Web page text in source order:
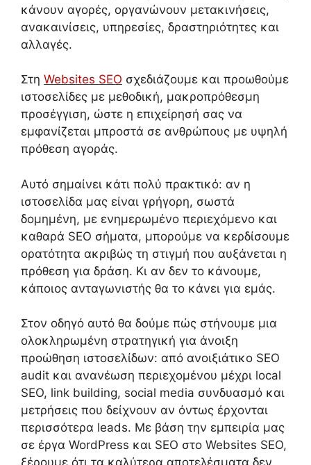
κάνουν αγορές, οργανώνουν μετακινήσεις,
ανακαινίσεις, υπηρεσίες, δραστηριότητες και
αλλαγές.
Στη Websites SEO σχεδιάζουμε και προωθούμε
ιστοσελίδες με μεθοδική, μακροπρόθεσμη
προσέγγιση, ώστε η επιχείρησή σας να
εμφανίζεται μπροστά σε ανθρώπους με υψηλή
πρόθεση αγοράς.
Αυτό σημαίνει κάτι πολύ πρακτικό: αν η
ιστοσελίδα μας είναι γρήγορη, σωστά
δομημένη, με ενημερωμένο περιεχόμενο και
καθαρά SEO σήματα, μπορούμε να κερδίσουμε
ορατότητα ακριβώς τη στιγμή που αυξάνεται η
πρόθεση για δράση. Κι αν δεν το κάνουμε,
κάποιος ανταγωνιστής θα το κάνει για εμάς.
Στον οδηγό αυτό θα δούμε πώς στήνουμε μια
ολοκληρωμένη στρατηγική για άνοιξη
προώθηση ιστοσελίδων: από ανοιξιάτικο SEO
audit και ανανέωση περιεχομένου μέχρι local
SEO, link building, social media συνδυασμό και
μετρήσεις που δείχνουν αν όντως έρχονται
περισσότερα leads. Με βάση την εμπειρία μας
σε έργα WordPress και SEO στο Websites SEO,